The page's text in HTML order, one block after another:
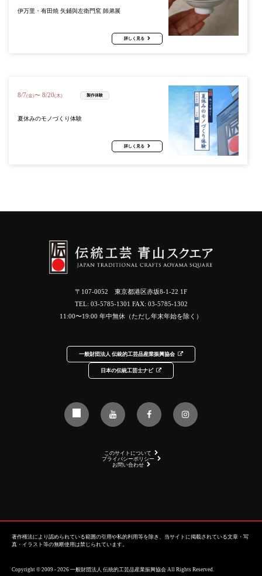
伊万里・有田焼 矢鋪與左衛門窯 師弟展
詳しく見る
8/7(金)〜 8/20(木) 製作体験
夏休みのモノづくり体験
詳しく見る
〒107-0052 東京都港区赤坂8-1-22 1F
TEL: 03-5785-1301 FAX: 03-5785-1302
11:00〜19:00 年中無休（ただし年末年始を除く）
一般財団法人 伝統的工芸品産業振興協会
日本の伝統工芸士ナビ
このサイトについて
プライバシーポリシー
お問い合わせ
著作権法により認められている範囲の引用や私的利用等を除き、当サイトに掲載されている文章・写
真・イラスト等の無断使用は禁じられています。
Copyright © 2009 - 2026 一般財団法人 伝統的工芸品産業振興協会 All Rights Reserved.